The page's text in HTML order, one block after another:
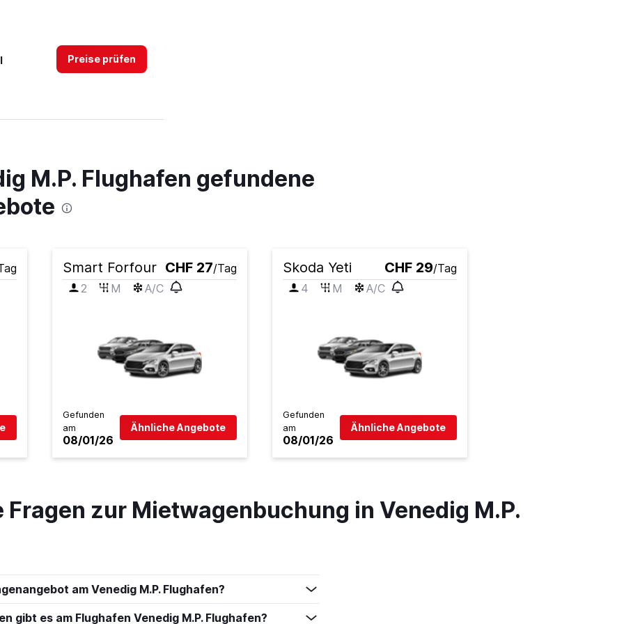
Preise prüfen
Preise prüfen
Preise prüfen
M.P. Flughafen gefundene
Smart Forfour CHF 27/Tag
2
M A/C
Gefunden
am
08/01/26
Ähnliche Angebote
Skoda Yeti CHF 29/Tag
4
M A/C
Gefunden
am
08/01/26
Ähnliche Angebote
zur Mietwagenbuchung in Venedig M.P.
am Venedig M.P. Flughafen?
gibt es am Flughafen Venedig M.P. Flughafen?